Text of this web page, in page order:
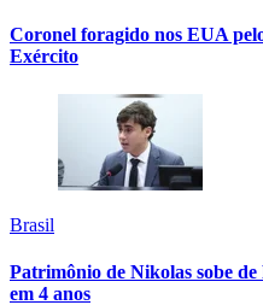
Coronel foragido nos EUA
Exército
Brasil
Patrimônio de Nikolas sobe
em 4 anos